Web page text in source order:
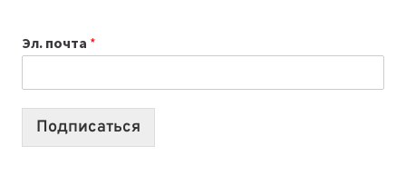
СОЗДАВАТЬ
ПРОДУКТЫ
Эл. почта *
Подписаться